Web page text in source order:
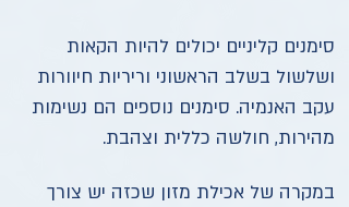
סימנים קליניים יכולים להיות הקאות
ושלשול בשלב הראשוני וריריות חיוורות
עקב האנמיה. סימנים נוספים הם נשימות
מהירות, חולשה כללית וצהבת.
במקרה של אכילת מזון שכזה יש צורך